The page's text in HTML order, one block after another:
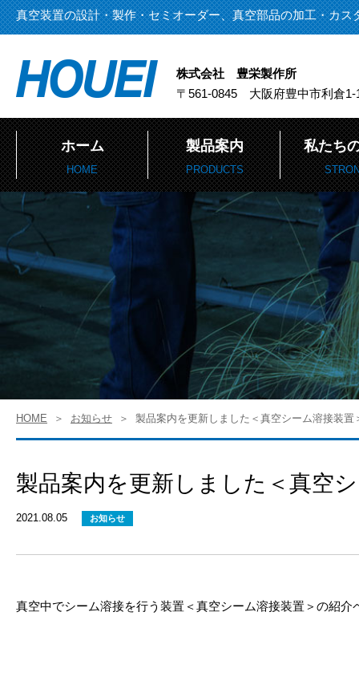
真空装置の設計・製作・セミオーダー、真空部品の加工・カ
株式会社 豊栄製作所
〒561-0845 大阪府豊中市利倉1-
ホーム
HOME
製品案内
PRODUCTS
私たち
HOME お知らせ 製品案内を更新しました＜真空シーム溶接装置
製品案内を更新しました＜真空
2021.08.05 お知らせ
真空中でシーム溶接を行う装置＜真空シーム溶接装置＞の紹介